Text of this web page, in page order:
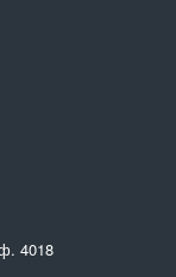
4018